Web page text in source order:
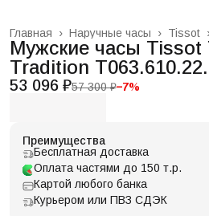
Tissot
Наручные часы ›
Главная ›
Мужские часы Tissot
Tradition
53 096 ₽57 300 ₽−7%
Преимущества
Бесплатная доставка
Оплата частями до 150 т.р.
Картой любого банка
Курьером или ПВЗ СДЭК